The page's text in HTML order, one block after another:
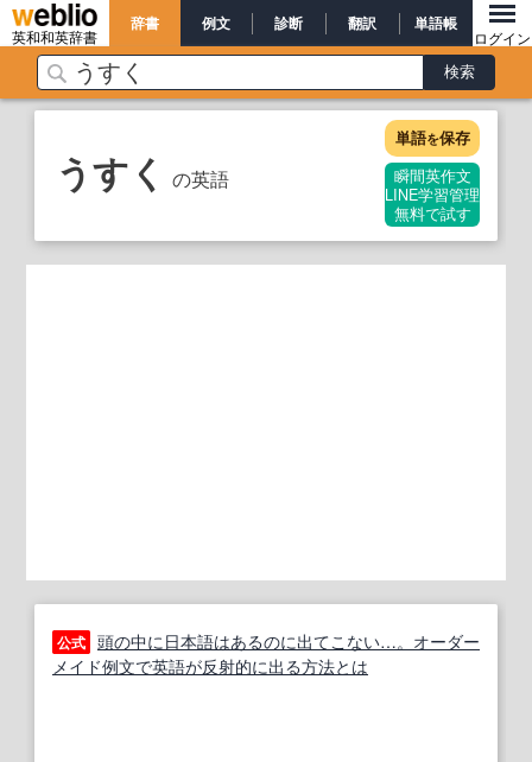
英和和英辞書
辞書 例文 診断 翻訳 単語帳
ログイン
うすく の英語
単語を保存
瞬間英作文
LINE学習管理
無料で試す
公式 頭の中に日本語はあるのに出てこない…。オーダー
メイド例文で英語が反射的に出る方法とは